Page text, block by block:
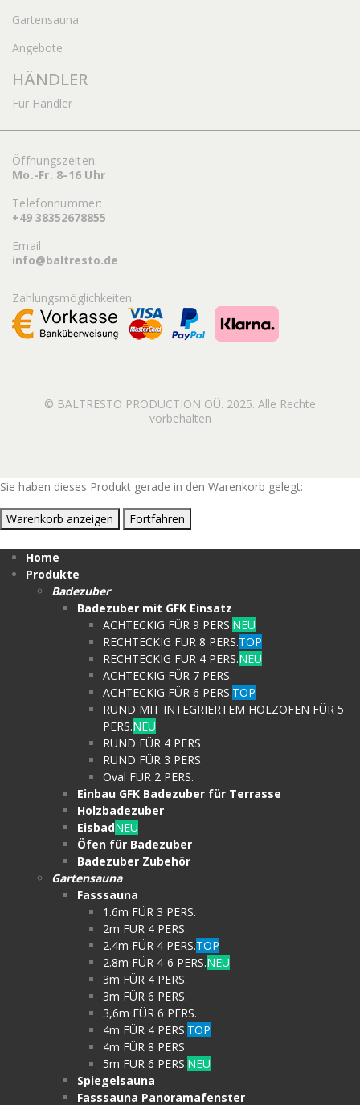
Gartensauna
Angebote
HÄNDLER
Für Händler
Öffnungszeiten:
Mo.-Fr. 8-16 Uhr
Telefonnummer:
+49 38352678855
Email:
info@baltresto.de
Zahlungsmöglichkeiten:
© BALTRESTO PRODUCTION OÜ. 2025. Alle Rechte
vorbehalten
Sie haben dieses Produkt gerade in den Warenkorb gelegt:
Warenkorb anzeigen Fortfahren
Home
Produkte
Badezuber
Badezuber mit GFK Einsatz
ACHTECKIG FÜR 9 PERS.NEU
RECHTECKIG FÜR 8 PERS.TOP
RECHTECKIG FÜR 4 PERS.NEU
ACHTECKIG FÜR 7 PERS.
ACHTECKIG FÜR 6 PERS.TOP
RUND MIT INTEGRIERTEM HOLZOFEN FÜR 5
PERS.NEU
RUND FÜR 4 PERS.
RUND FÜR 3 PERS.
Oval FÜR 2 PERS.
Einbau GFK Badezuber für Terrasse
Holzbadezuber
EisbadNEU
Öfen für Badezuber
Badezuber Zubehör
Gartensauna
Fasssauna
1.6m FÜR 3 PERS.
2m FÜR 4 PERS.
2.4m FÜR 4 PERS.TOP
2.8m FÜR 4-6 PERS.NEU
3m FÜR 4 PERS.
3m FÜR 6 PERS.
3,6m FÜR 6 PERS.
4m FÜR 4 PERS.TOP
4m FÜR 8 PERS.
5m FÜR 6 PERS.NEU
Spiegelsauna
Fasssauna Panoramafenster